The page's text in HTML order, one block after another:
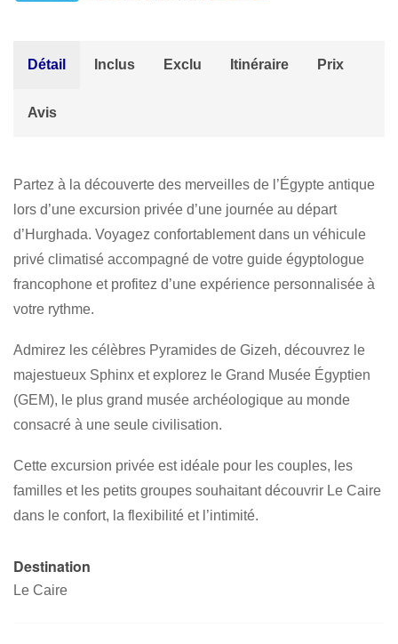
Détail Inclus Exclu Itinéraire Prix
Avis
Partez à la découverte des merveilles de l’Égypte antique
lors d’une excursion privée d’une journée au départ
d’Hurghada. Voyagez confortablement dans un véhicule
privé climatisé accompagné de votre guide égyptologue
francophone et profitez d’une expérience personnalisée à
votre rythme.
Admirez les célèbres Pyramides de Gizeh, découvrez le
majestueux Sphinx et explorez le Grand Musée Égyptien
(GEM), le plus grand musée archéologique au monde
consacré à une seule civilisation.
Cette excursion privée est idéale pour les couples, les
familles et les petits groupes souhaitant découvrir Le Caire
dans le confort, la flexibilité et l’intimité.
Destination
Le Caire